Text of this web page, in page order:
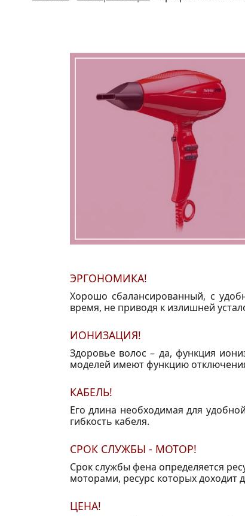
ЭРГОНОМИКА!
Хорошо сбалансированный, с
время, не приводя к излишней
ИОНИЗАЦИЯ!
Здоровье волос – да, функция
моделей имеют функцию
КАБЕЛЬ!
Его длина необходимая для
гибкость кабеля.
СРОК СЛУЖБЫ - МОТОР!
Срок службы фена определяется
моторами, ресурс которых доходит
ЦЕНА!